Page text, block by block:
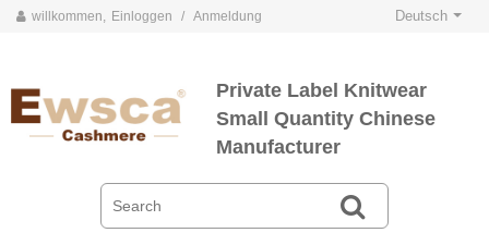
willkommen, Einloggen / Anmeldung Deutsch
Private Label Knitwear
Small Quantity Chinese
Manufacturer